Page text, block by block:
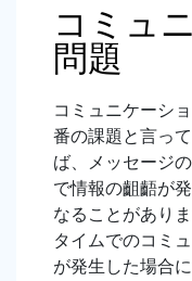
コミュ
問題
コミュニケーシ
番の課題と言っ
ば、メッセージ
で情報の齟齬が
なることがあり
タイムでのコミ
が発生した場合